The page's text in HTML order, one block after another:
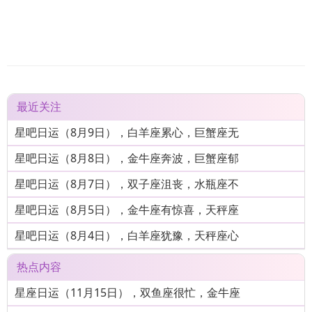
最近关注
星吧日运（8月9日），白羊座累心，巨蟹座无
星吧日运（8月8日），金牛座奔波，巨蟹座郁
星吧日运（8月7日），双子座沮丧，水瓶座不
星吧日运（8月5日），金牛座有惊喜，天秤座
星吧日运（8月4日），白羊座犹豫，天秤座心
热点内容
星座日运（11月15日），双鱼座很忙，金牛座